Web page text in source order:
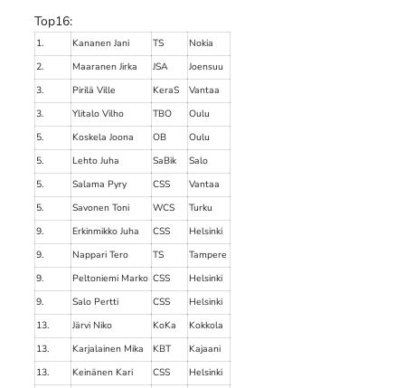
Top16:
1. Kananen Jani TS
Nokia
2.
Maaranen Jirka JSA
Joensuu
3.
Pirilä Ville KeraS
Vantaa
3.
Ylitalo Vilho TBO
Oulu
5.
Koskela Joona OB
Oulu
5.
Lehto Juha SaBik
Salo
5.
Salama Pyry CSS
Vantaa
5.
Savonen Toni WCS
Turku
9.
Erkinmikko Juha CSS
Helsinki
9.
Nappari Tero TS
Tampere
9.
Peltoniemi Marko CSS
Helsinki
9.
Salo Pertti CSS
Helsinki
13.
Järvi Niko KoKa
Kokkola
13.
Karjalainen Mika KBT
Kajaani
13.
Keinänen Kari CSS
Helsinki